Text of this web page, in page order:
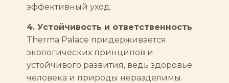
эффективный уход.
4. Устойчивость и ответственность
Therma Palace придерживается
экологических принципов и
устойчивого развития, ведь здоровье
человека и природы неразделимы.